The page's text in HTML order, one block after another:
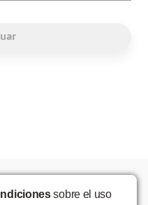
sobre el uso